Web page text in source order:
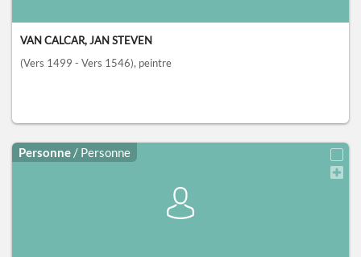
VAN CALCAR, JAN STEVEN
(Vers 1499 - Vers 1546), peintre
Personne / Personne